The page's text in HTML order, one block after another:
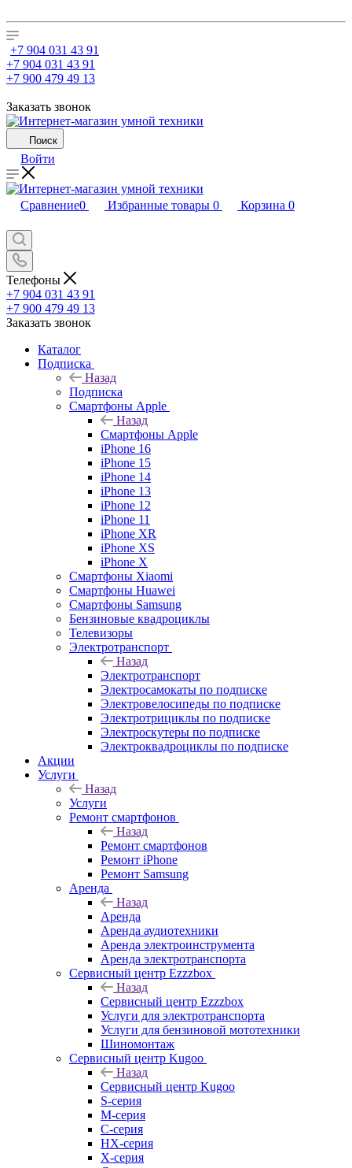
+7 904 031 43 91
+7 904 031 43 91
+7 900 479 49 13
Заказать звонок
Поиск
Войти
Сравнение0 Избранные товары 0 Корзина 0
Телефоны
+7 904 031 43 91
+7 900 479 49 13
Заказать звонок
Каталог
Подписка
Назад
Подписка
Смартфоны Apple
Назад
Смартфоны Apple
iPhone 16
iPhone 15
iPhone 14
iPhone 13
iPhone 12
iPhone 11
iPhone XR
iPhone XS
iPhone X
Смартфоны Xiaomi
Смартфоны Huawei
Смартфоны Samsung
Бензиновые квадроциклы
Телевизоры
Электротранспорт
Назад
Электротранспорт
Электросамокаты по подписке
Электровелосипеды по подписке
Электротрициклы по подписке
Электроскутеры по подписке
Электроквадроциклы по подписке
Акции
Услуги
Назад
Услуги
Ремонт смартфонов
Назад
Ремонт смартфонов
Ремонт iPhone
Ремонт Samsung
Аренда
Назад
Аренда
Аренда аудиотехники
Аренда электроинструмента
Аренда электротранспорта
Сервисный центр Ezzzbox
Назад
Сервисный центр Ezzzbox
Услуги для электротранспорта
Услуги для бензиновой мототехники
Шиномонтаж
Сервисный центр Kugoo
Назад
Сервисный центр Kugoo
S-cерия
M-серия
С-серия
HX-серия
X-серия